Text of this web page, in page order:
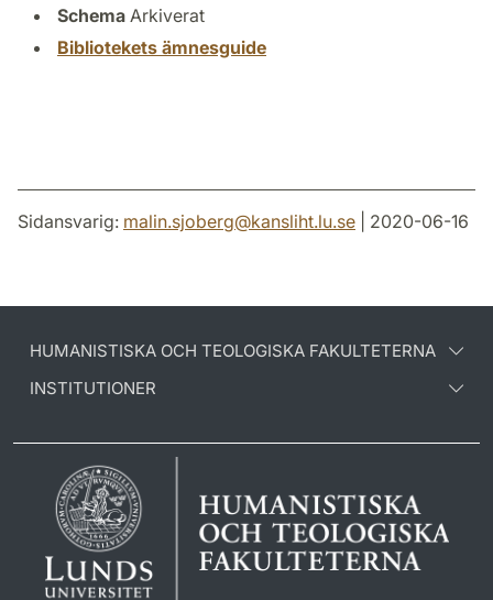
Schema Arkiverat
Bibliotekets ämnesguide
Sidansvarig: malin.sjoberg@kansliht.lu.se | 2020-06-16
HUMANISTISKA OCH TEOLOGISKA FAKULTETERNA
INSTITUTIONER